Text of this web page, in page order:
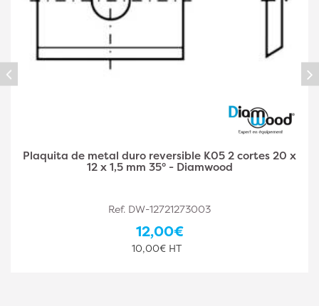
20 x Plaquita de metal duro reversible K05 2
12 x 1,5 mm 35° - Diamwood
Ref. DW-12721273002